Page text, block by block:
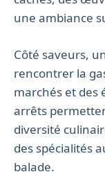
une ambiance
Côté saveurs,
rencontrer la
marchés et des
arrêts
diversité
des spécialités
balade.